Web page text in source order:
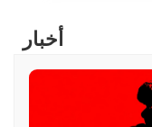
أخبار